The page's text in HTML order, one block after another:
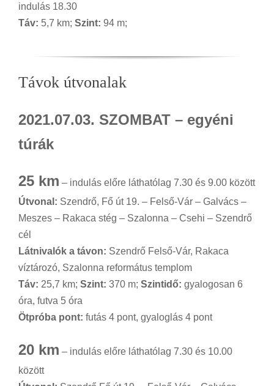
indulás 18.30
Táv: 5,7 km; Szint: 94 m;
Távok útvonalak
2021.07.03. SZOMBAT – egyéni
túrák
25 km – indulás előre láthatólag 7.30 és 9.00 között
Útvonal: Szendrő, Fő út 19. – Felső-Vár – Galvács –
Meszes – Rakaca stég – Szalonna – Csehi – Szendrő
cél
Látnivalók a távon: Szendrő Felső-Vár, Rakaca
víztározó, Szalonna református templom
Táv: 25,7 km; Szint: 370 m; Szintidő: gyalogosan 6
óra, futva 5 óra
Ötpróba pont: futás 4 pont, gyaloglás 4 pont
20 km – indulás előre láthatólag 7.30 és 10.00
között